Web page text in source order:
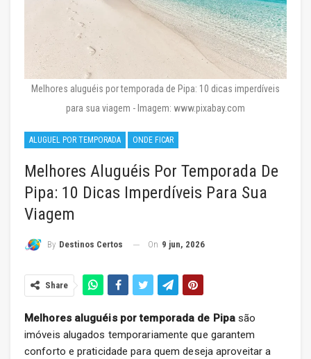
Melhores aluguéis por temporada de Pipa: 10 dicas imperdíveis
para sua viagem - Imagem: www.pixabay.com
ALUGUEL POR TEMPORADA ONDE FICAR
Melhores Aluguéis Por Temporada De
Pipa: 10 Dicas Imperdíveis Para Sua
Viagem
By Destinos Certos On 9 jun, 2026
Share
Melhores aluguéis por temporada de Pipasão
imóveis alugados temporariamente que garantem
conforto e praticidade para quem deseja aproveitar a